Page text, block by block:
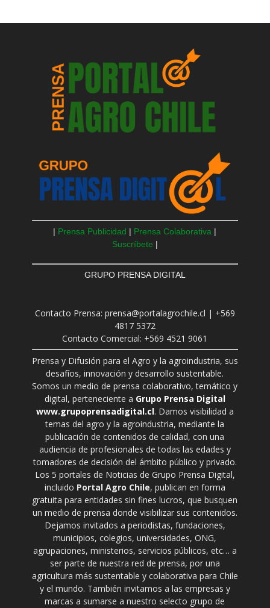
| Prensa Publicidad | Prensa Colaborativa |
Suscríbete |
GRUPO PRENSA DIGITAL
Contacto Prensa: prensa@portalagrochile.cl | +569
4817 5372
Contacto Comercial: +569 4521 9061
Prensa y Difusión para el Agro y la agroindustria, sus
desafíos, innovación y desarrollo sustentable.
Somos un medio de prensa colaborativo, temático y
digital, perteneciente a Grupo Prensa Digital
www.grupoprensadigital.cl. Damos visibilidad a
temas del agro y la agroindustria, mediante la
publicación de contenidos de calidad, con una
audiencia de profesionales de todas las edades y
tomadores de decisión del ámbito público y privado.
Los 5 portales de Noticias de Grupo Prensa Digital,
incluido Portal Agro Chile, publican en forma
gratuita para entidades sin fines lucros, que busquen
un medio de prensa donde visibilizar sus contenidos.
Dejamos invitados a periodistas, fundaciones,
municipios, colegios, universidades, ONG,
agrupaciones, ministerios, servicios públicos, etc… a
ser parte de nuestra red de prensa, por una
agricultura más sustentable y colaborativa para Chile
y el mundo. También invitamos a las empresas y
marcas a sumarse a nuestro selecto grupo de